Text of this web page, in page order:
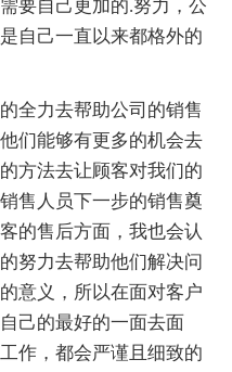
要自己更加的.努力，公
自己一直以来都格外的
全力去帮助公司的销售
们能够有更多的机会去
方法去让顾客对我们的
售人员下一步的销售奠
的售后方面，我也会认
努力去帮助他们解决问
意义，所以在面对客户
己的最好的一面去面
作，都会严谨且细致的